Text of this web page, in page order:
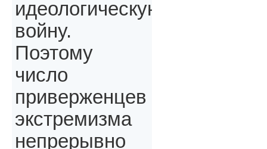
идеологическую
войну.
Поэтому
число
приверженцев
экстремизма
непрерывно